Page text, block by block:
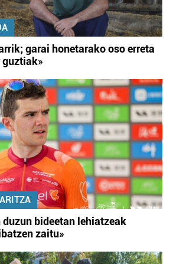
garai honetarako oso erreta
guztiak»
duzun bideetan lehiatzeak
zaitu»